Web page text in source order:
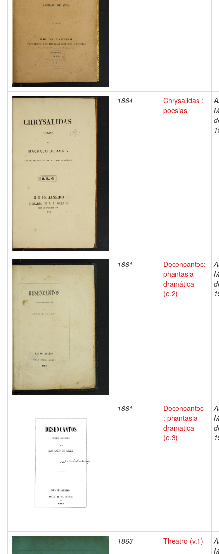
1864
Chrysalidas :
poesias
1861
Desencantos:
phantasia
dramática
(e.2)
1861
Desencantos
: phantasia
dramatica
(e.3)
1863 Theatro (v.1)